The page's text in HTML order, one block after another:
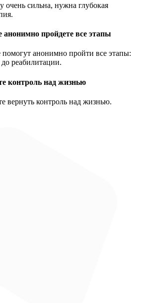
очень сильна, нужна глубокая
анонимно пройдете все этапы
анонимно пройти все этапы:
до реабилитации.
контроль над жизнью
вернуть контроль над жизнью.